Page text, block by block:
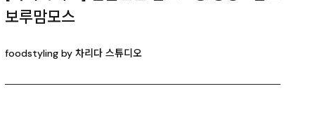
보루맘모스
foodstyling by 차리다 스튜디오